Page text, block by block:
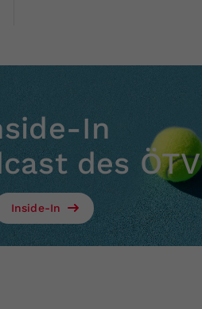
In
des ÖTV
Inside-In